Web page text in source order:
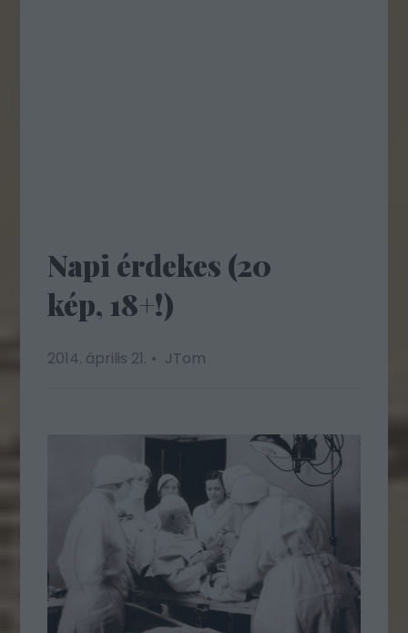
Napi érdekes (20
kép, 18+!)
2014. április 21. JTom